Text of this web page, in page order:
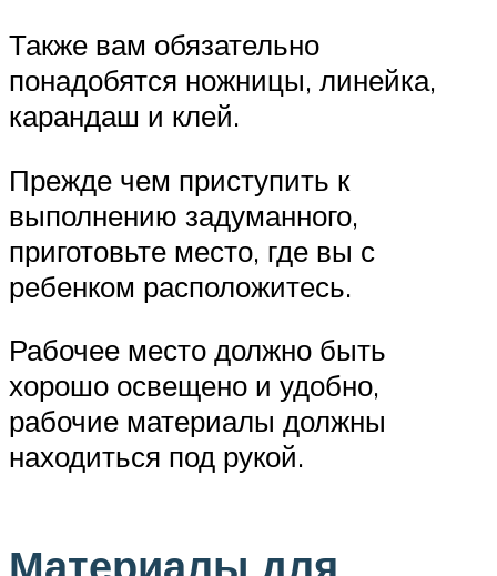
Также вам обязательно
понадобятся ножницы, линейка,
карандаш и клей.
Прежде чем приступить к
выполнению задуманного,
приготовьте место, где вы с
ребенком расположитесь.
Рабочее место должно быть
хорошо освещено и удобно,
рабочие материалы должны
находиться под рукой.
Материалы для